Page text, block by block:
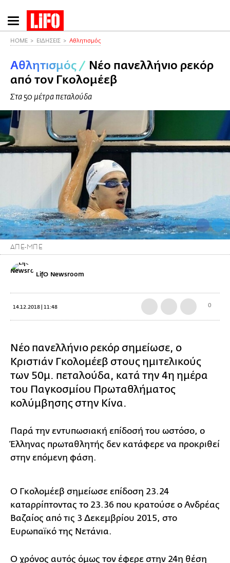
Παράκαμψη
προς
περιεχόμενο
HOME ΕΙΔΗΣΕΙΣ Αθλητισμός
Αθλητισμός / Νέο πανελλήνιο ρεκόρ
από τον Γκολομέεβ
Στα 50 μέτρα πεταλούδα
ΑΠΕ-ΜΠΕ
LifO Newsroom
14.12.2018 | 11:48 0
Νέο πανελλήνιο ρεκόρ σημείωσε, ο
Κριστιάν Γκολομέεβ στους ημιτελικούς
των 50μ. πεταλούδα, κατά την 4η ημέρα
του Παγκοσμίου Πρωταθλήματος
κολύμβησης στην Κίνα.
Παρά την εντυπωσιακή επίδοσή του ωστόσο, ο
Έλληνας πρωταθλητής δεν κατάφερε να προκριθεί
στην επόμενη φάση.
Ο Γκολομέεβ σημείωσε επίδοση 23.24
καταρρίπτοντας το 23.36 που κρατούσε ο Ανδρέας
Βαζαίος από τις 3 Δεκεμβρίου 2015, στο
Ευρωπαϊκό της Νετάνια.
O χρόνος αυτός όμως τον έφερε στην 24η θέση